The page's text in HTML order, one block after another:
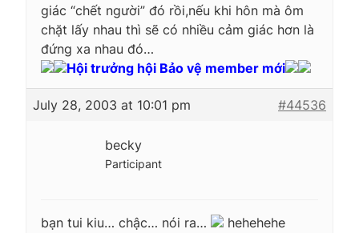
giác “chết người” đó rồi,nếu khi hôn mà ôm
chặt lấy nhau thì sẽ có nhiều cảm giác hơn là
đứng xa nhau đó…
Hội trưởng hội Bảo vệ member mới
July 28, 2003 at 10:01 pm #44536
becky
Participant
bạn tui kiu… chậc… nói ra…
hehehehe